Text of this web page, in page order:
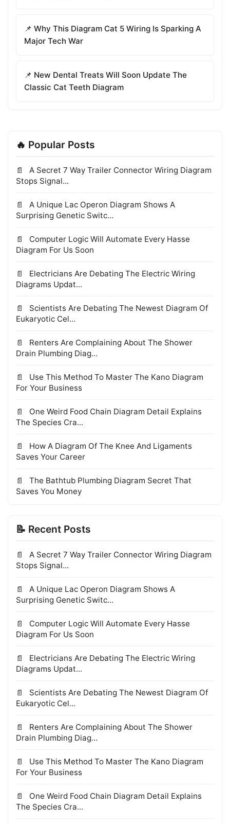
📌 Why This Diagram Cat 5 Wiring Is Sparking A
Major Tech War
📌 New Dental Treats Will Soon Update The
Classic Cat Teeth Diagram
🔥 Popular Posts
A Secret 7 Way Trailer Connector Wiring Diagram
Stops Signal...
A Unique Lac Operon Diagram Shows A
Surprising Genetic Switc...
Computer Logic Will Automate Every Hasse
Diagram For Us Soon
Electricians Are Debating The Electric Wiring
Diagrams Updat...
Scientists Are Debating The Newest Diagram Of
Eukaryotic Cel...
Renters Are Complaining About The Shower
Drain Plumbing Diag...
Use This Method To Master The Kano Diagram
For Your Business
One Weird Food Chain Diagram Detail Explains
The Species Cra...
How A Diagram Of The Knee And Ligaments
Saves Your Career
The Bathtub Plumbing Diagram Secret That
Saves You Money
📝 Recent Posts
A Secret 7 Way Trailer Connector Wiring Diagram
Stops Signal...
A Unique Lac Operon Diagram Shows A
Surprising Genetic Switc...
Computer Logic Will Automate Every Hasse
Diagram For Us Soon
Electricians Are Debating The Electric Wiring
Diagrams Updat...
Scientists Are Debating The Newest Diagram Of
Eukaryotic Cel...
Renters Are Complaining About The Shower
Drain Plumbing Diag...
Use This Method To Master The Kano Diagram
For Your Business
One Weird Food Chain Diagram Detail Explains
The Species Cra...